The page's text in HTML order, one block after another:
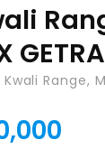
GETRA
Kwali Range,